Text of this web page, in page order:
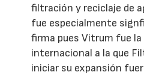
filtración y reciclaje de
fue especialmente
firma pues Vitrum fue
internacional a la que
iniciar su expansión